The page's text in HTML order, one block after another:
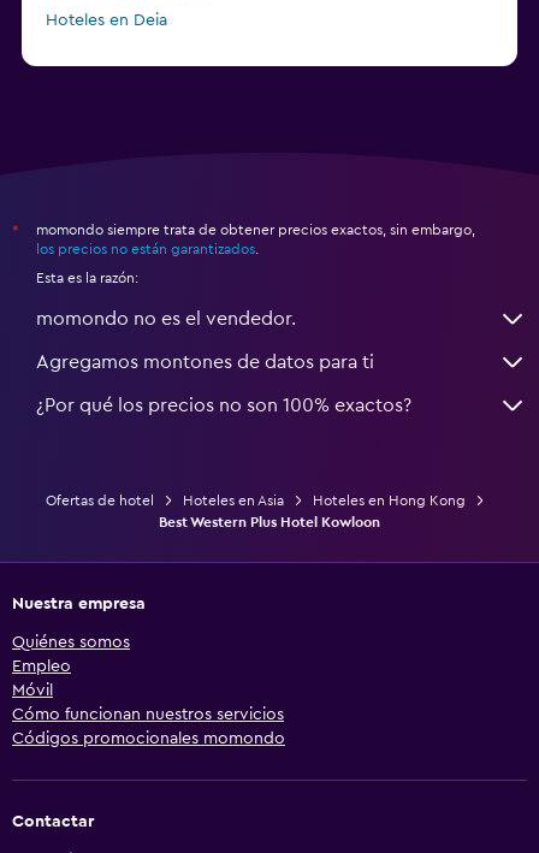
Hoteles en Deia
*
momondo siempre trata de obtener precios exactos, sin embargo,
los precios no están garantizados
Esta es la razón:
momondo no es el vendedor.
Agregamos montones de datos para ti
¿Por qué los precios no son 100% exactos?
Ofertas de hotel Hoteles en Asia
Hoteles en Hong Kong
Best Western Plus Hotel Kowloon
Nuestra empresa
Quiénes somos
Empleo
Móvil
Cómo funcionan nuestros servicios
Códigos promocionales momondo
Contactar